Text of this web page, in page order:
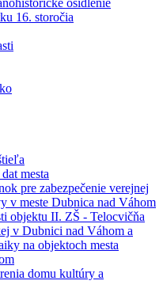
osídlenie
16. storočia
mesta
pre zabezpečenie verejnej
v meste Dubnica nad Váhom
objektu II. ZŠ - Telocvičňa
v Dubnici nad Váhom a
na objektoch mesta
domu kultúry a